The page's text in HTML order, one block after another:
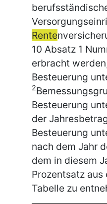
Rente
10 Absatz 1
erbracht
Besteuerung
2
Besteuerung
der
Besteuerung
nach dem Jahr
dem in diesem
Prozentsatz
Tabelle zu